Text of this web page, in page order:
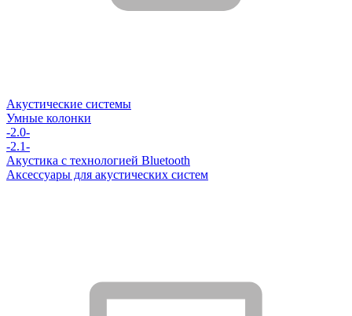
Акустические системы
Умные колонки
-2.0-
-2.1-
Акустика с технологией Bluetooth
Аксессуары для акустических систем